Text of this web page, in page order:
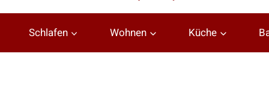
Schlafen Wohnen Küche